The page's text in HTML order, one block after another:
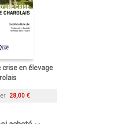
en élevage
28,00 €